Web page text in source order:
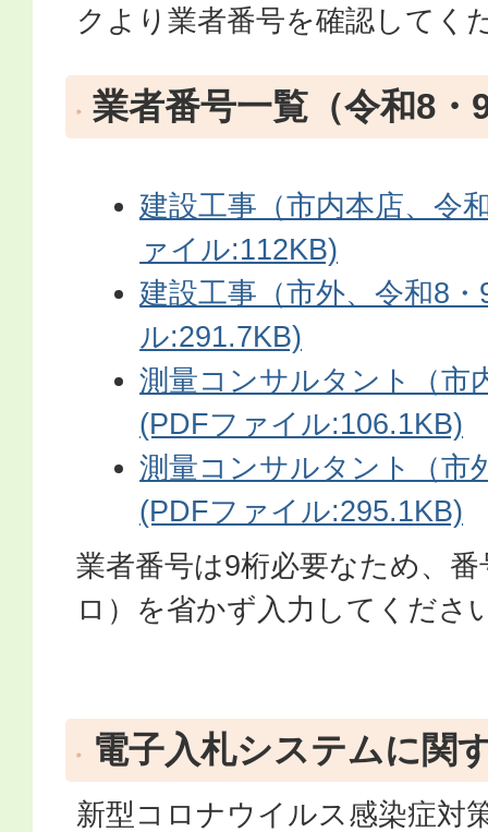
クより業者番号を確認してく
業者番号一覧（令和8・
建設工事（市内本店、令
ァイル:112KB)
建設工事（市外、令和8
ル:291.7KB)
測量コンサルタント（市
(PDFファイル:106.1KB)
測量コンサルタント（市
(PDFファイル:295.1KB)
業者番号は9桁必要なため、
ロ）を省かず入力してくださ
電子入札システムに関
新型コロナウイルス感染症対